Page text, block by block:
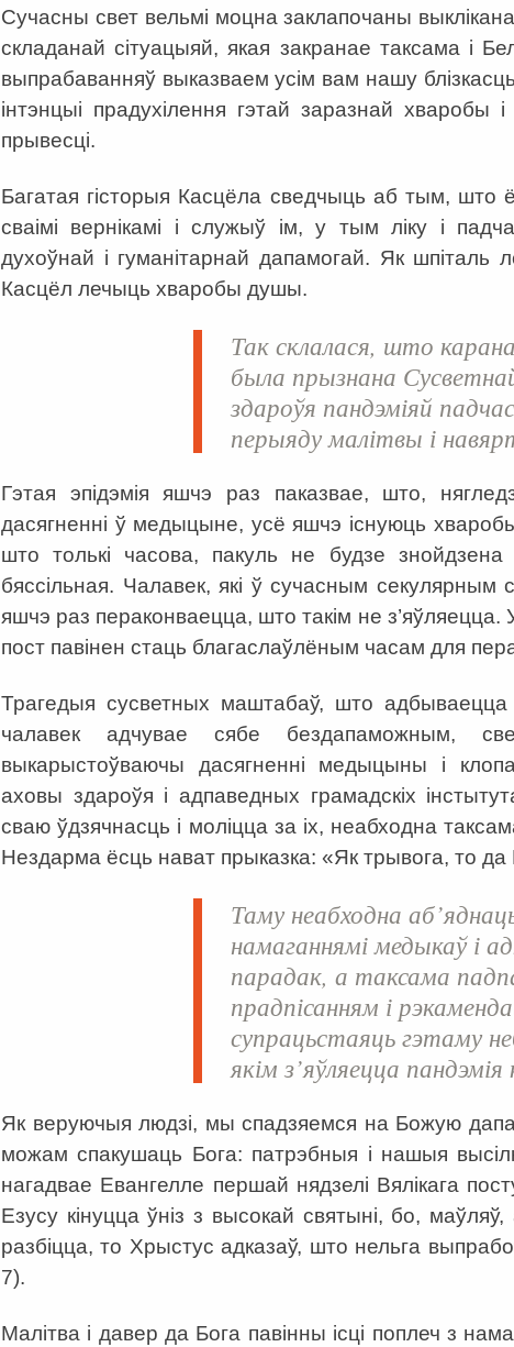
Cучасны свет вельмі моцна заклапочаны
складанай сітуацыяй, якая закранае таксама і
выпрабаванняў выказваем усім вам нашу
інтэнцыі прадухілення гэтай заразнай хваробы
прывесці.
Багатая гісторыя Касцёла сведчыць аб тым, што
сваімі вернікамі і служыў ім, у тым ліку і
духоўнай і гуманітарнай дапамогай. Як шпіталь
Касцёл лечыць хваробы душы.
Так склалася, што
была прызнана
здароўя пандэміяй
перыяду малітвы і
Гэтая эпідэмія яшчэ раз паказвае, што,
дасягненні ў медыцыне, усё яшчэ існуюць
што толькі часова, пакуль не будзе
бяссільная. Чалавек, які ў сучасным секулярным
яшчэ раз пераконваецца, што такім не з’яўляецца.
пост павінен стаць благаслаўлёным часам для
Трагедыя сусветных маштабаў, што
чалавек адчувае сябе бездапаможным,
выкарыстоўваючы дасягненні медыцыны і
аховы здароўя і адпаведных грамадскіх
сваю ўдзячнасць і моліцца за іх, неабходна
Нездарма ёсць нават прыказка: «Як трывога, то да
Таму неабходна
намаганнямі медыкаў і
парадак, а таксама
прадпісанням і
супрацьстаяць гэтаму
якім з’яўляецца пандэмія
Як веруючыя людзі, мы спадзяемся на Божую
можам спакушаць Бога: патрэбныя і нашыя
нагадвае Евангелле першай нядзелі Вялікага
Езусу кінуцца ўніз з высокай святыні, бо,
разбіцца, то Хрыстус адказаў, што нельга
7).
Малітва і давер да Бога павінны ісці поплеч з